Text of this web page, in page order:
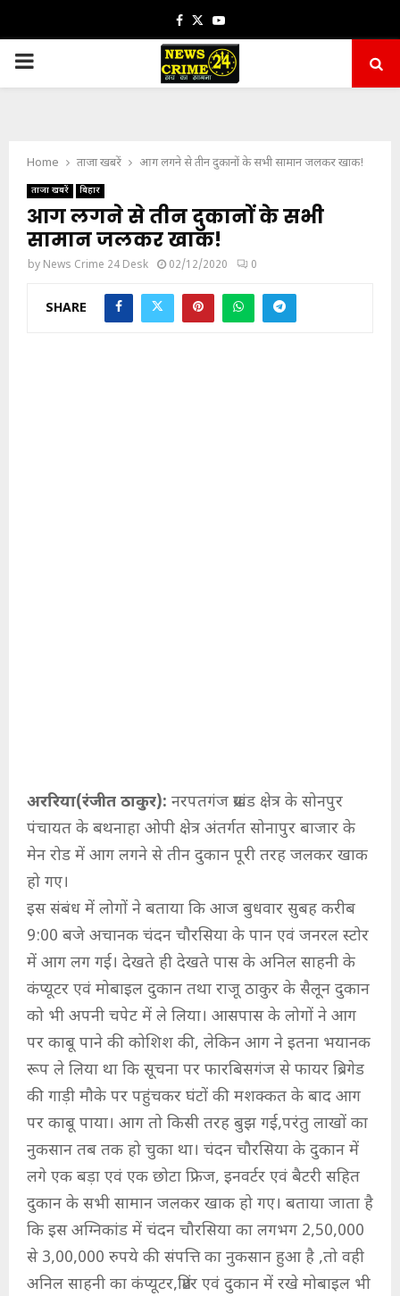
Facebook
TwitterYoutube
PRIMARY
Home ताजा खबरें आग लगने से तीन दुकानों के सभी सामान जलकर खाक!
ताजा खबरें बिहार
आग लगने से तीन दुकानों के सभी
सामान जलकर खाक!
by News Crime 24 Desk 02/12/2020 0
SHARE
अररिया(रंजीत ठाकुर): नरपतगंज प्रखंड क्षेत्र के सोनपुर
पंचायत के बथनाहा ओपी क्षेत्र अंतर्गत सोनापुर बाजार के
मेन रोड में आग लगने से तीन दुकान पूरी तरह जलकर खाक
हो गए।
इस संबंध में लोगों ने बताया कि आज बुधवार सुबह करीब
9:00 बजे अचानक चंदन चौरसिया के पान एवं जनरल स्टोर
में आग लग गई। देखते ही देखते पास के अनिल साहनी के
कंप्यूटर एवं मोबाइल दुकान तथा राजू ठाकुर के सैलून दुकान
को भी अपनी चपेट में ले लिया। आसपास के लोगों ने आग
पर काबू पाने की कोशिश की, लेकिन आग ने इतना भयानक
रूप ले लिया था कि सूचना पर फारबिसगंज से फायर ब्रिगेड
की गाड़ी मौके पर पहुंचकर घंटों की मशक्कत के बाद आग
पर काबू पाया। आग तो किसी तरह बुझ गई,परंतु लाखों का
नुकसान तब तक हो चुका था। चंदन चौरसिया के दुकान में
लगे एक बड़ा एवं एक छोटा फ्रिज, इनवर्टर एवं बैटरी सहित
दुकान के सभी सामान जलकर खाक हो गए। बताया जाता है
कि इस अग्निकांड में चंदन चौरसिया का लगभग 2,50,000
से 3,00,000 रुपये की संपत्ति का नुकसान हुआ है ,तो वही
अनिल साहनी का कंप्यूटर,प्रिंटर एवं दुकान में रखे मोबाइल भी